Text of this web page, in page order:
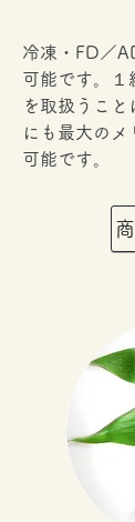
冷凍・FD／
可能です。１
を取扱うこ
にも最大の
可能です。